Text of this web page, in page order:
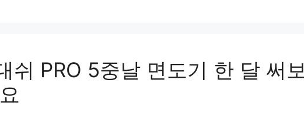
쉬 PRO 5중날 면도기 한 달 써보